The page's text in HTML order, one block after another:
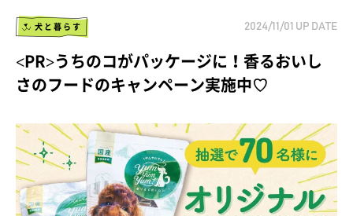
犬と暮らす 2024/11/01 UP DATE
<PR>うちのコがパッケージに！香るおいし
さのフードのキャンペーン実施中♡